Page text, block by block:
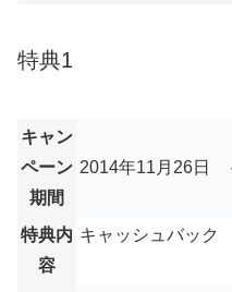
特典1
キャン
ペーン
期間
2014年11月26日
特典内
容
キャッシュバック